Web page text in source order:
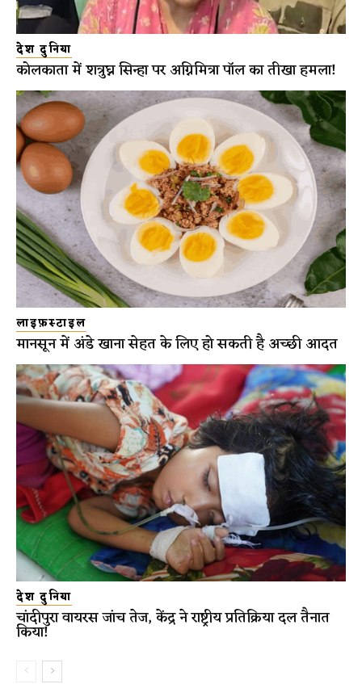
देश दुनिया
कोलकाता में शत्रुघ्न सिन्हा पर अग्निमित्रा पॉल का तीखा हमला!
लाइफ़स्टाइल
मानसून में अंडे खाना सेहत के लिए हो सकती है अच्छी आदत
देश दुनिया
चांदीपुरा वायरस जांच तेज, केंद्र ने राष्ट्रीय प्रतिक्रिया दल तैनात
किया!